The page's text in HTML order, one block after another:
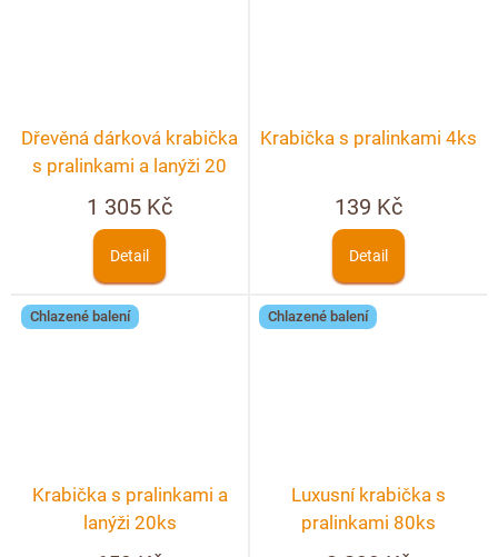
Dřevěná dárková krabička
s pralinkami a lanýži 20
ks + možnost
personalizace
1 305 Kč
Detail
Krabička s pralinkami 4ks
139 Kč
Detail
Chlazené balení
Krabička s pralinkami a
lanýži 20ks
Chlazené balení
Luxusní krabička s
pralinkami 80ks